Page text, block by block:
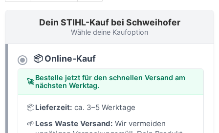
Dein STIHL-Kauf bei Schweihofer
Wähle deine Kaufoption
📦 Online-Kauf
🚀 Bestelle jetzt für den schnellen Versand am
nächsten Werktag.
📦Lieferzeit: ca. 3–5 Werktage
🌱 Less Waste Versand: Wir vermeiden